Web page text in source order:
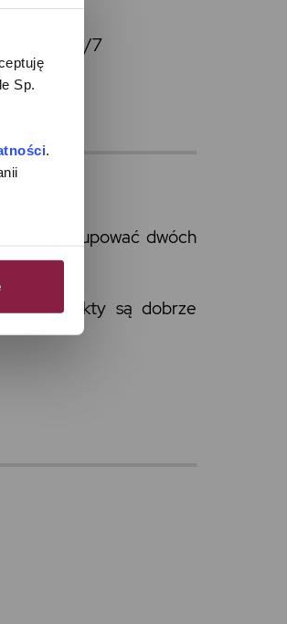
Sp.
7
grupować dwóch
produkty są dobrze